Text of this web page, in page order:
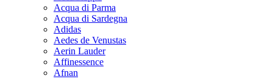
Acqua di Parma
Acqua di Sardegna
Adidas
Aedes de Venustas
Aerin Lauder
Affinessence
Afnan